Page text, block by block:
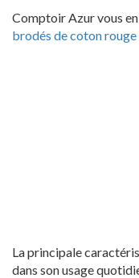
Comptoir Azur vous
brodés de coton rouge
La principale
dans son usage